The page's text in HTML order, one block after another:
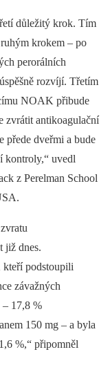
důležitý krok. Tím
krokem –⁠ po
perorálních
rozvíjí. Třetím
NOAK přibude
zvrátit antikoagulační
přede dveřmi a bude
kontroly,“ uvedl
z Perelman School
již dnes.
kteří podstoupili
závažných
–⁠ 17,8 %
150 mg –⁠ a byla
%,“ připomněl